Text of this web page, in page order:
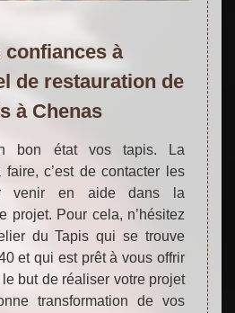
confiances à
de restauration de
à Chenas
bon état vos tapis. La
c’est de contacter les
venir en aide dans la
projet. Pour cela, n’hésitez
du Tapis qui se trouve
et qui est prêt à vous offrir
but de réaliser votre projet
transformation de vos